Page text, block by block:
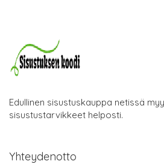
Edullinen sisustuskauppa netissä
sisustustarvikkeet helposti.
Yhteydenotto